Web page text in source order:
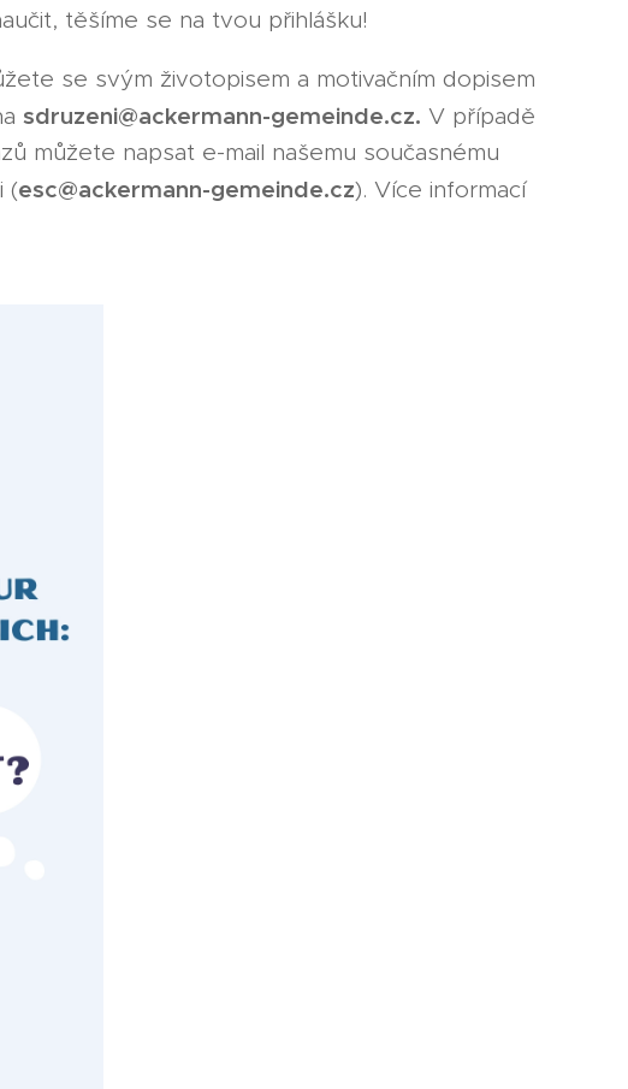
těšíme se na tvou přihlášku!
se svým životopisem a motivačním dopisem
sdruzeni@ackermann-gemeinde.cz. V případě
můžete napsat e-mail našemu současnému
(esc@ackermann-gemeinde.cz). Více informací